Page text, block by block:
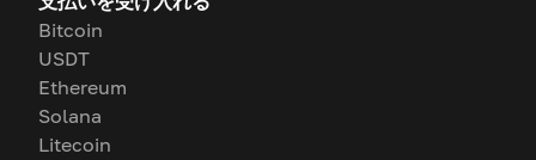
Bitcoin
USDT
Ethereum
Solana
Litecoin